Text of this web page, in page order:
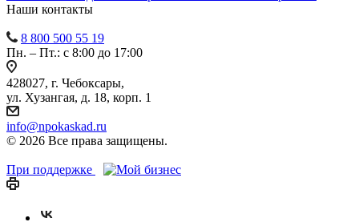
Наши контакты
8 800 500 55 19
Пн. – Пт.: с 8:00 до 17:00
428027, г. Чебоксары,
ул. Хузангая, д. 18, корп. 1
info@npokaskad.ru
© 2026 Все права защищены.
При поддержке